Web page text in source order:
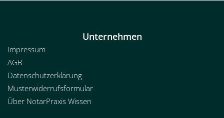
Unternehmen
Impressum
AGB
Datenschutzerklärung
Musterwiderrufsformular
Über NotarPraxis Wissen